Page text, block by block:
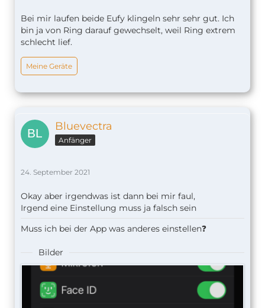
Bei mir laufen beide Eufy klingeln sehr sehr gut. Ich
bin ja von Ring darauf gewechselt, weil Ring extrem
schlecht lief.
Meine Geräte
Bluevectra
Anfänger
24. September 2021
Okay aber irgendwas ist dann bei mir faul,
Irgend eine Einstellung muss ja falsch sein
Muss ich bei der App was anderes einstellen❓
Bilder